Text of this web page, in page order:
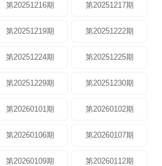
第20251216期 第20251217期
第20251219期 第20251222期
第20251224期 第20251225期
第20251229期 第20251230期
第20260101期 第20260102期
第20260106期 第20260107期
第20260109期 第20260112期